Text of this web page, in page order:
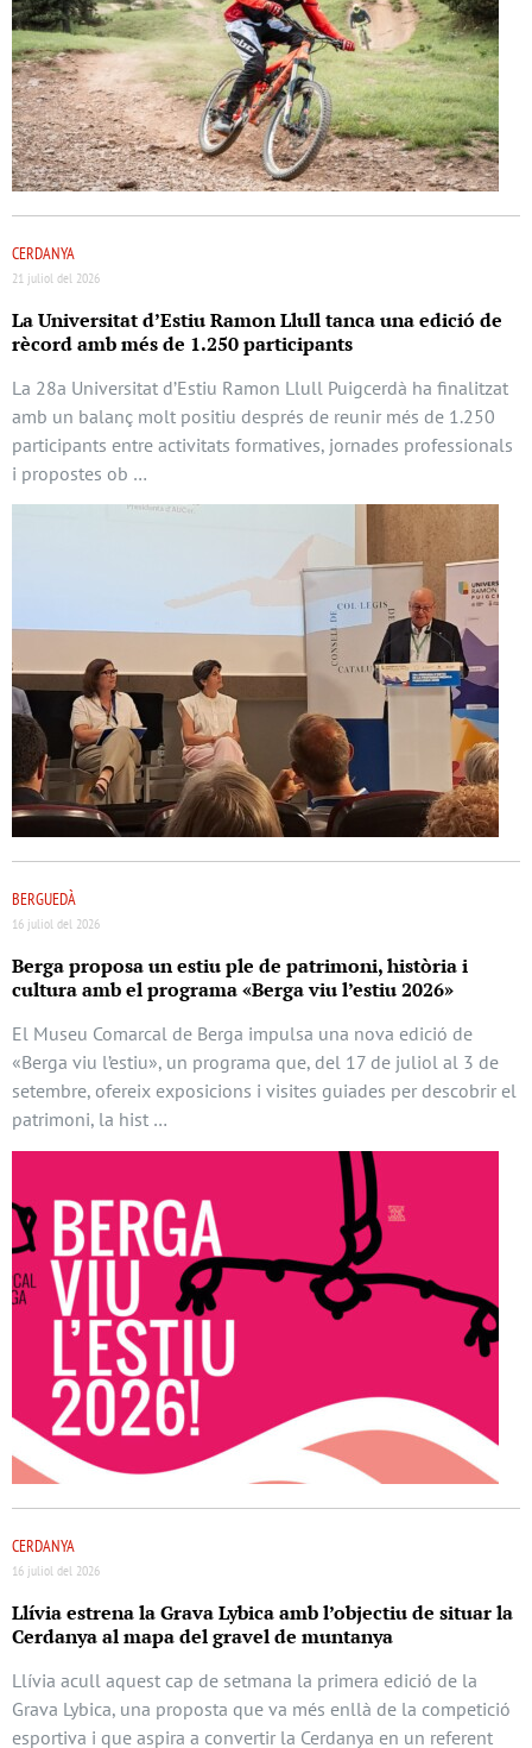
CERDANYA
21 juliol del 2026
La Universitat d’Estiu Ramon Llull tanca una edició de
rècord amb més de 1.250 participants
La 28a Universitat d’Estiu Ramon Llull Puigcerdà ha finalitzat
amb un balanç molt positiu després de reunir més de 1.250
participants entre activitats formatives, jornades professionals
i propostes ob …
BERGUEDÀ
16 juliol del 2026
Berga proposa un estiu ple de patrimoni, història i
cultura amb el programa «Berga viu l’estiu 2026»
El Museu Comarcal de Berga impulsa una nova edició de
«Berga viu l’estiu», un programa que, del 17 de juliol al 3 de
setembre, ofereix exposicions i visites guiades per descobrir el
patrimoni, la hist …
CERDANYA
16 juliol del 2026
Llívia estrena la Grava Lybica amb l’objectiu de situar la
Cerdanya al mapa del gravel de muntanya
Llívia acull aquest cap de setmana la primera edició de la
Grava Lybica, una proposta que va més enllà de la competició
esportiva i que aspira a convertir la Cerdanya en un referent